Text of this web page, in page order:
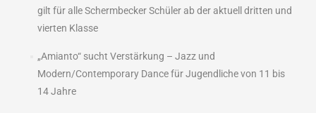
gilt für alle Schermbecker Schüler ab der aktuell dritten und
vierten Klasse
„Amianto“ sucht Verstärkung – Jazz und
Modern/Contemporary Dance für Jugendliche von 11 bis
14 Jahre